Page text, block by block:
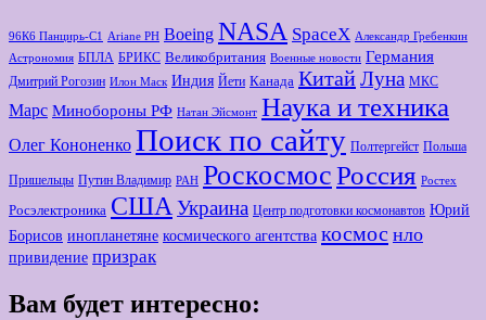
96К6 Панцирь-С1 Ariane РН Boeing NASA SpaceX Александр Гребенкин
Астрономия БПЛА БРИКС Великобритания Военные новости Германия
Дмитрий Рогозин Илон Маск Индия Йети Канада Китай Луна МКС
Марс Минoбороны РФ Натан Эйсмонт Наука и техника
Олег Кононенко Поиск по сайту Полтергейст Польша
Пришельцы Путин Владимир РАН РоскосмосРоссия Ростех
Росэлектроника СШАУкраина Центр подготовки космонавтов Юрий
Борисов инопланетяне космического агентства космос нло
привидение призрак
Вам будет интересно: